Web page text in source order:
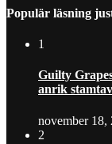
Populär läsning
1
Guilty
anrik
november 18,
2